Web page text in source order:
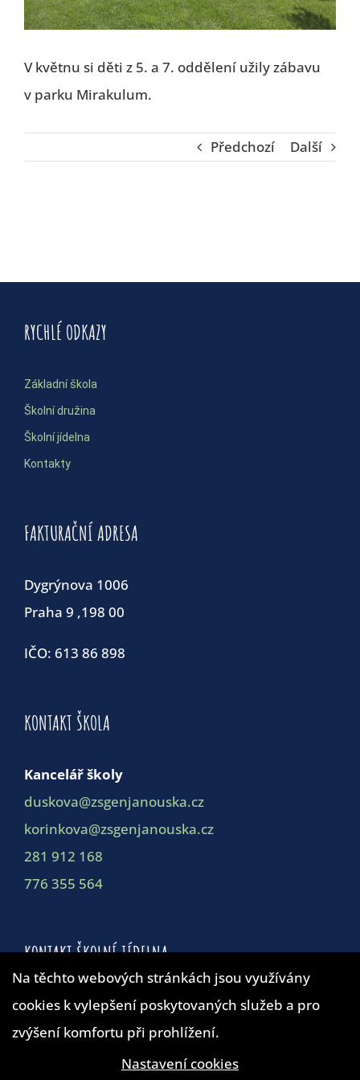
Předchozí Další
V květnu si děti z 5. a 7. oddělení užily zábavu
v parku Mirakulum.
RYCHLÉ ODKAZY
Základní škola
Školní družina
Školní jídelna
Kontakty
FAKTURAČNÍ ADRESA
Dygrýnova 1006
Praha 9 ,198 00
IČO: 613 86 898
KONTAKT ŠKOLA
Kancelář školy
duskova@zsgenjanouska.cz
korinkova@zsgenjanouska.cz
281 912 168
776 355 564
KONTAKT ŠKOLNÍ JÍDELNA
Školní jídelna
duskova@zsgenjanouska.cz
Na těchto webových stránkách jsou využívány
cookies k vylepšení poskytovaných služeb a pro
zvýšení komfortu při prohlížení.
Nastavení cookies